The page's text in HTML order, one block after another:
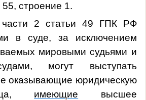
строение 1.
части 2 статьи 49 ГПК РФ
в суде, за исключением
мировыми судьями и
могут выступать
оказывающие юридическую
имеющие высшее